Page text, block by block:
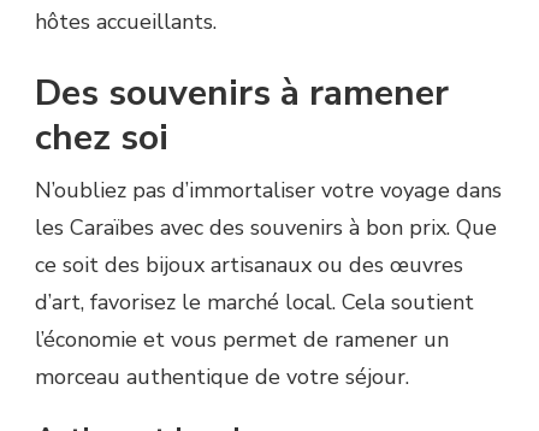
hôtes accueillants.
Des souvenirs à ramener
chez soi
N’oubliez pas d’immortaliser votre voyage dans
les Caraïbes avec des souvenirs à bon prix. Que
ce soit des bijoux artisanaux ou des œuvres
d’art, favorisez le marché local. Cela soutient
l’économie et vous permet de ramener un
morceau authentique de votre séjour.